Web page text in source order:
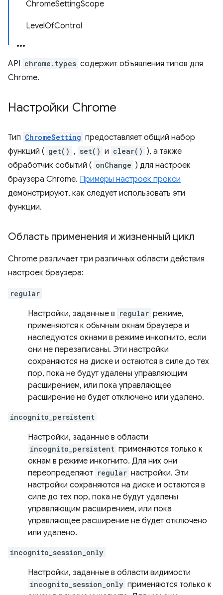
ChromeSettingScope
LevelOfControl
API chrome.types содержит объявления типов для
Chrome.
Настройки Chrome
Тип ChromeSetting предоставляет общий набор
функций ( get() , set() и clear() ), а также
обработчик событий ( onChange ) для настроек
браузера Chrome. Примеры настроек прокси
демонстрируют, как следует использовать эти
функции.
Область применения и жизненный цикл
Chrome различает три различных области действия
настроек браузера:
regular
Настройки, заданные в regular режиме,
применяются к обычным окнам браузера и
наследуются окнами в режиме инкогнито, если
они не перезаписаны. Эти настройки
сохраняются на диске и остаются в силе до тех
пор, пока не будут удалены управляющим
расширением, или пока управляющее
расширение не будет отключено или удалено.
incognito_persistent
Настройки, заданные в области
incognito_persistent применяются только к
окнам в режиме инкогнито. Для них они
переопределяют regular настройки. Эти
настройки сохраняются на диске и остаются в
силе до тех пор, пока не будут удалены
управляющим расширением, или пока
управляющее расширение не будет отключено
или удалено.
incognito_session_only
Настройки, заданные в области видимости
incognito_session_only применяются только к